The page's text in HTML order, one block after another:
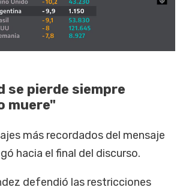
se pierde siempre
muere"
más recordados del mensaje
hacia el final del discurso.
defendió las restricciones